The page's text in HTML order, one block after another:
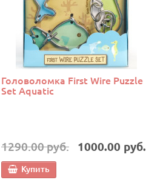
Головоломка First Wire Puzzle
Set Aquatic
1290.00 руб. 1000.00 руб.
Купить